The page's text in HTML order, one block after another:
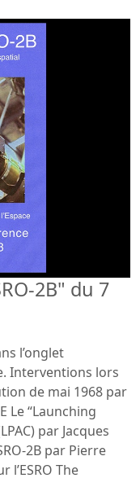
2B" du 7
l’onglet
Interventions lors
de mai 1968 par
Le “Launching
par Jacques
2B par Pierre
l’ESRO The